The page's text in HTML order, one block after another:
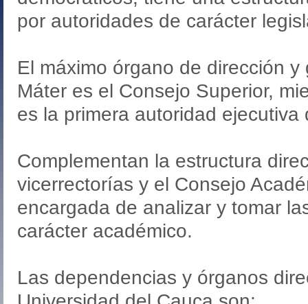
por autoridades de carácter
El máximo órgano de dirección
Máter es el Consejo Superior,
es la primera autoridad ejecutiva
Complementan la estructura
vicerrectorías y el Consejo
encargada de analizar y tomar
carácter académico.
Las dependencias y órganos